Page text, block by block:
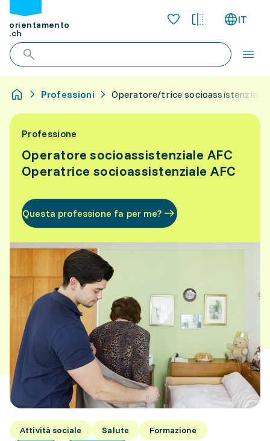
orientamento
.ch
IT
Professioni Operatore/trice socioassistenziale
Professione
Operatore socioassistenziale AFC
Operatrice socioassistenziale AFC
Questa professione fa per me?
Attività sociale Salute Formazione